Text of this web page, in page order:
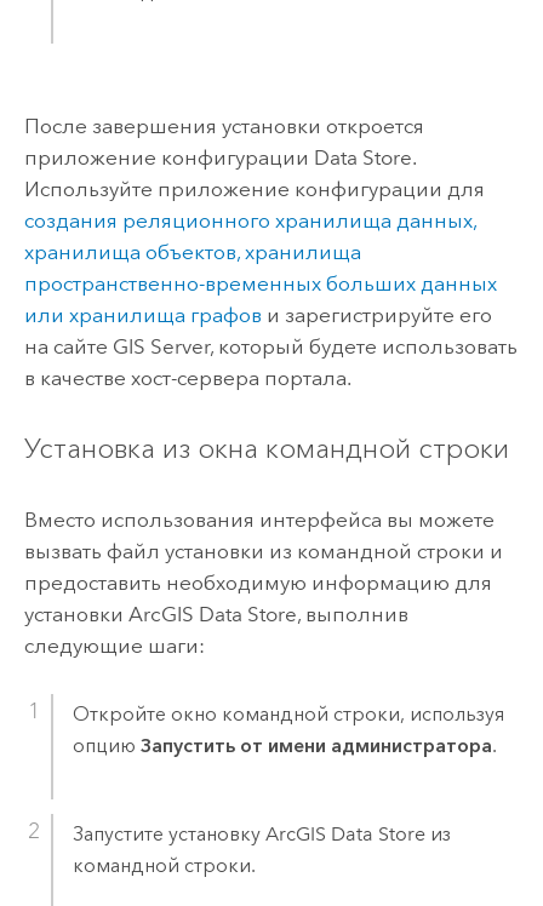
После завершения установки откроется
приложение конфигурации Data Store.
Используйте приложение конфигурации для
создания реляционного хранилища данных,
хранилища объектов, хранилища
пространственно-временных больших данных
или хранилища графов и зарегистрируйте его
на сайте GIS Server, который будете использовать
в качестве хост-сервера портала.
Установка из окна командной строки
Вместо использования интерфейса вы можете
вызвать файл установки из командной строки и
предоставить необходимую информацию для
установки ArcGIS Data Store, выполнив
следующие шаги:
Откройте окно командной строки, используя
опцию Запустить от имени администратора.
Запустите установку ArcGIS Data Storeиз
командной строки.